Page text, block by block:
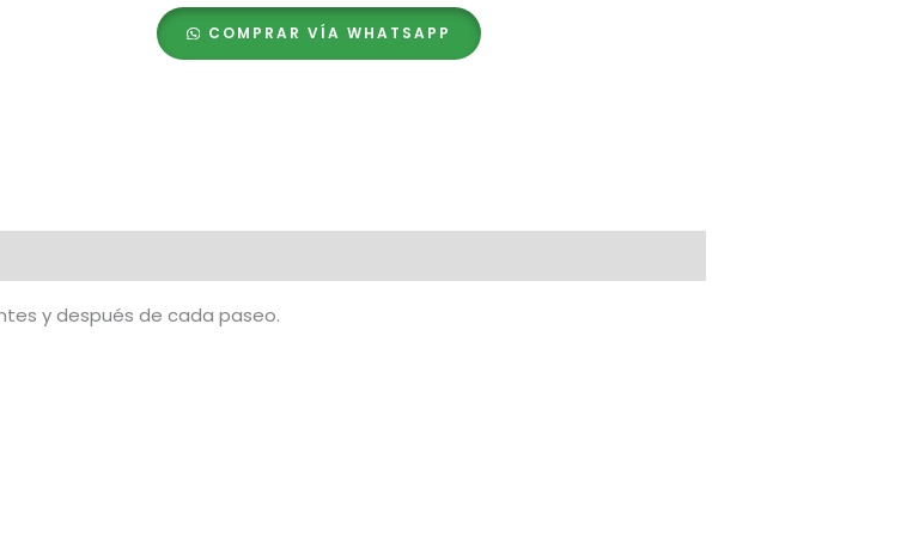
de
Almohadillas
COMPRAR VÍA WHATSAPP
y después de cada paseo.